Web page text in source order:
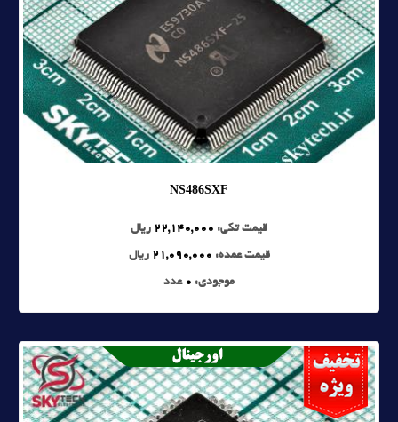
NS486SXF
قیمت تکی: 22,140,000 ریال
قیمت عمده: 21,090,000 ریال
موجودی: 0 عدد